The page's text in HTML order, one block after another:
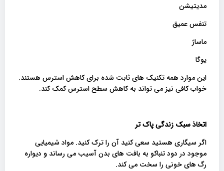
مدیتیشن
تنفس عمیق
ماساژ
یوگا
این موارد همه تکنیک های ثابت شده برای کاهش استرس هستند.
خواب کافی نیز می تواند به کاهش سطح استرس کمک کند.
اتخاذ سبک زندگی پاک تر
اگر سیگاری هستید سعی کنید آن را ترک کنید. مواد شیمیایی
موجود در دود تنباکو به بافت های بدن آسیب می رساند و دیواره
رگ های خونی را سخت می کند.